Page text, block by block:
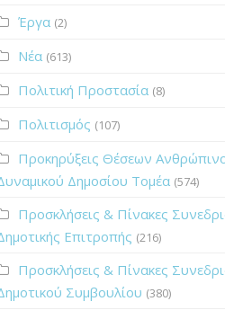
Έργα (2)
Νέα (613)
Πολιτική Προστασία (8)
Πολιτισμός (107)
Προκηρύξεις Θέσεων
Δημοσίου Τομέα (574)
Προσκλήσεις & Πίνακες
Επιτροπής (216)
Προσκλήσεις & Πίνακες
Συμβουλίου (380)